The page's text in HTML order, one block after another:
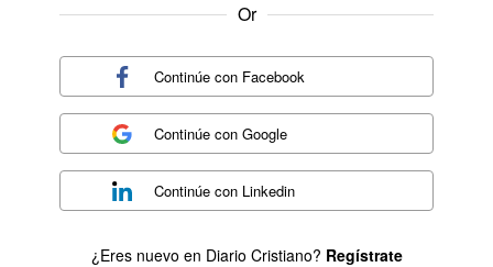
Or
Continúe con Facebook
Continúe conGoogle
Continúe con Linkedin
¿Eres nuevo en Diario Cristiano? Regístrate